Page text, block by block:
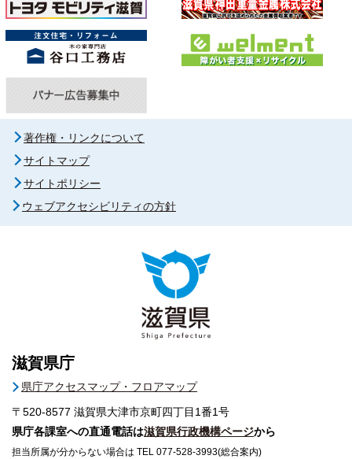
著作権・リンクについて
サイトマップ
サイトポリシー
ウェブアクセシビリティの方針
滋賀県庁
県庁アクセスマップ・フロアマップ
〒520-8577 滋賀県大津市京町四丁目1番1号
県庁各課室への直通電話は滋賀県行政機構ページから
担当所属が分からない場合は TEL 077-528-3993(総合案内)